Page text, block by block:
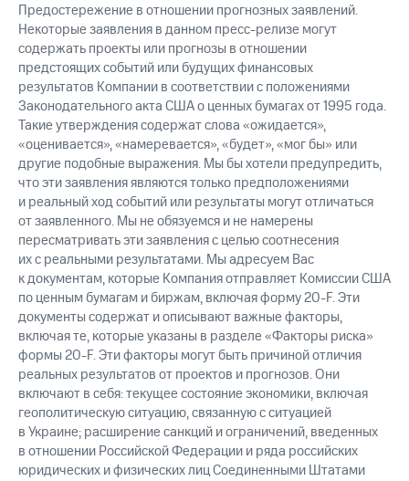
Предостережение в отношении прогнозных заявлений.
Некоторые заявления в данном пресс-релизе могут
содержать проекты или прогнозы в отношении
предстоящих событий или будущих финансовых
результатов Компании в соответствии с положениями
Законодательного акта США о ценных бумагах от 1995 года.
Такие утверждения содержат слова «ожидается»,
«оценивается», «намеревается», «будет», «мог бы» или
другие подобные выражения. Мы бы хотели предупредить,
что эти заявления являются только предположениями
и реальный ход событий или результаты могут отличаться
от заявленного. Мы не обязуемся и не намерены
пересматривать эти заявления с целью соотнесения
их с реальными результатами. Мы адресуем Вас
к документам, которые Компания отправляет Комиссии США
по ценным бумагам и биржам, включая форму 20-F. Эти
документы содержат и описывают важные факторы,
включая те, которые указаны в разделе «Факторы риска»
формы 20-F. Эти факторы могут быть причиной отличия
реальных результатов от проектов и прогнозов. Они
включают в себя: текущее состояние экономики, включая
геополитическую ситуацию, связанную с ситуацией
в Украине; расширение санкций и ограничений, введенных
в отношении Российской Федерации и ряда российских
юридических и физических лиц Соединенными Штатами